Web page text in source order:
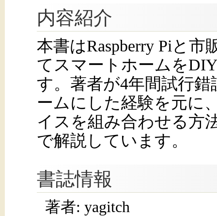
内容紹介
本書はRaspberry Piと
てスマートホームを
す。著者が4年間試行
ームにした経験を元に
イスを組み合わせる方
で解説しています。
書誌情報
著者: yagitch